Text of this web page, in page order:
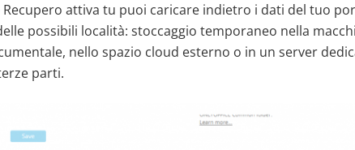
attiva tu puoi caricare indietro i dati del tuo
possibili località: stoccaggio temporaneo nella
nello spazio cloud esterno o in un server
parti.